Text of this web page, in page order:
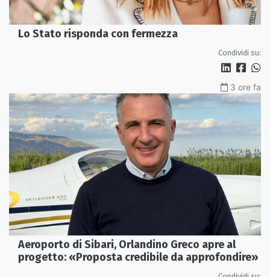
Lo Stato risponda con fermezza
Condividi su:
3 ore fa
Aeroporto di Sibari, Orlandino Greco apre al
progetto: «Proposta credibile da approfondire»